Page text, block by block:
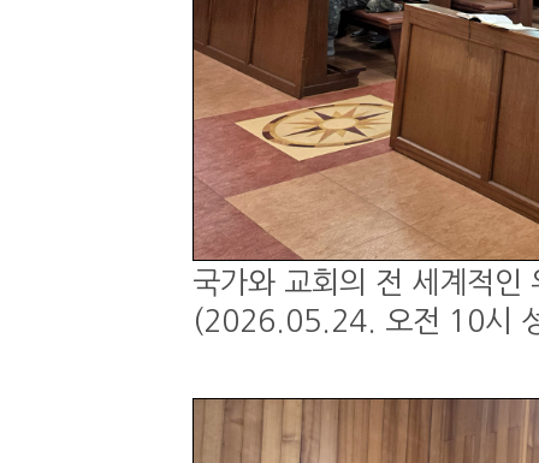
국가와 교회의 전 세계적인
(2026.05.24. 오전 10시